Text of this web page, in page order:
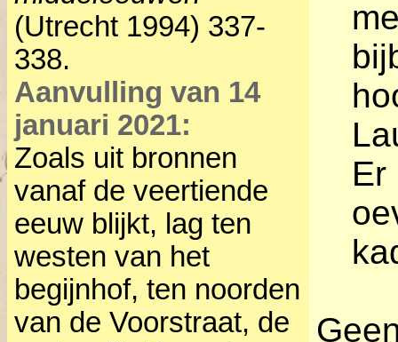
(Utrecht 1994) 337-
338.
Aanvulling van 14
januari 2021:
Zoals uit bronnen
vanaf de veertiende
eeuw blijkt, lag ten
westen van het
begijnhof, ten noorden
van de Voorstraat, de
Er